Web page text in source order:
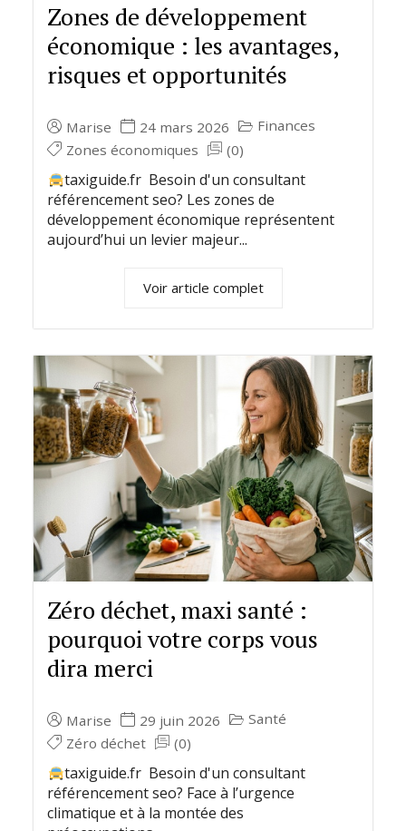
Zones de développement
économique : les avantages,
risques et opportunités
Marise 24 mars 2026
Finances
Zones économiques
(0)
taxiguide.fr Besoin d'un consultant
référencement seo? Les zones de
développement économique représentent
aujourd’hui un levier majeur...
Voir article complet
Zéro déchet, maxi santé :
pourquoi votre corps vous
dira merci
Marise 29 juin 2026
Santé
Zéro déchet
(0)
taxiguide.fr Besoin d'un consultant
référencement seo? Face à l’urgence
climatique et à la montée des